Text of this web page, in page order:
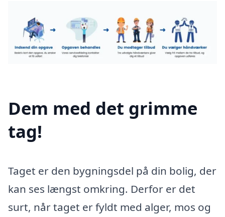
Dem med det grimme
tag!
Taget er den bygningsdel på din bolig, der
kan ses længst omkring. Derfor er det
surt, når taget er fyldt med alger, mos og